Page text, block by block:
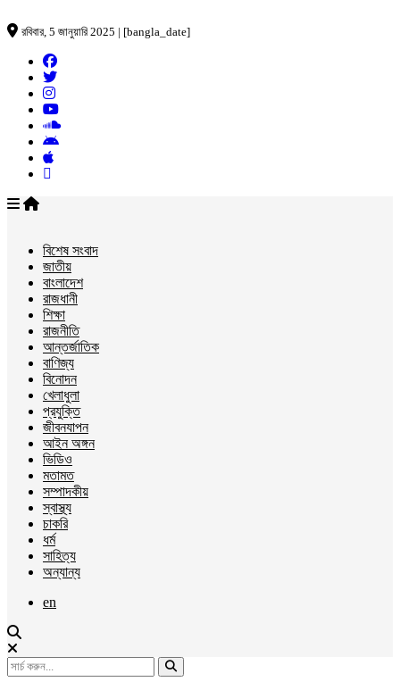
রবিবার, 5 জানুয়ারি 2025 | [bangla_date]
বিশেষ সংবাদ
জাতীয়
বাংলাদেশ
রাজধানী
শিক্ষা
রাজনীতি
আন্তর্জাতিক
বাণিজ্য
বিনোদন
খেলাধুলা
প্রযুক্তি
জীবনযাপন
আইন অঙ্গন
ভিডিও
মতামত
সম্পাদকীয়
স্বাস্থ্য
চাকরি
ধর্ম
সাহিত্য
অন্যান্য
en